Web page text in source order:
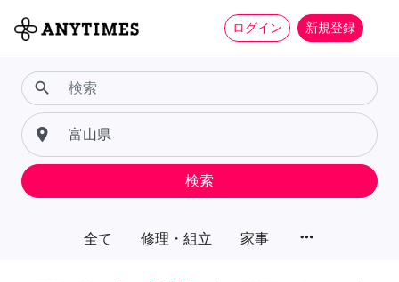
ログイン 新規登録
全て 修理・組立 家事 more_horiz
search
place
検索